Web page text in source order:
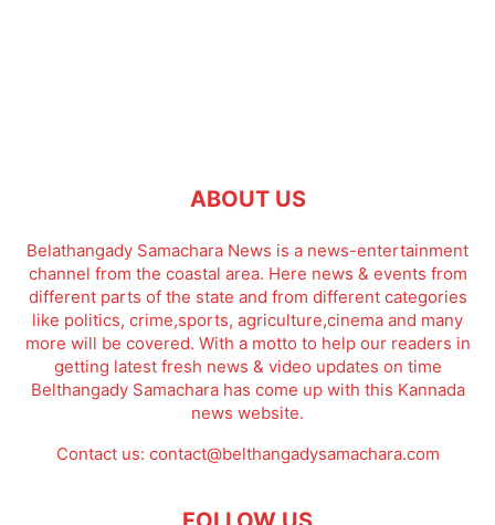
ABOUT US
Belathangady Samachara News is a news-entertainment
channel from the coastal area. Here news & events from
different parts of the state and from different categories
like politics, crime,sports, agriculture,cinema and many
more will be covered. With a motto to help our readers in
getting latest fresh news & video updates on time
Belthangady Samachara has come up with this Kannada
news website.
Contact us: contact@belthangadysamachara.com